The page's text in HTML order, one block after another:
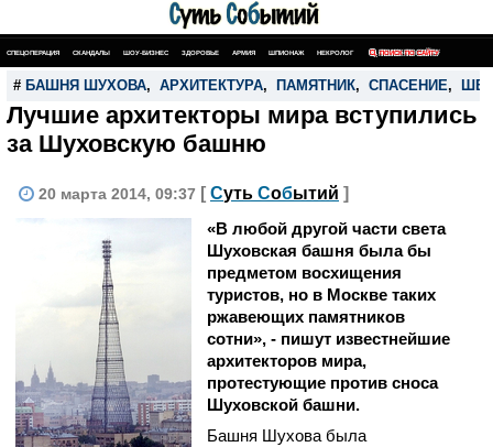
СПЕЦОПЕРАЦИЯ СКАНДАЛЫ ШОУ-БИЗНЕС ЗДОРОВЬЕ АРМИЯ ШПИОНАЖ НЕКРОЛОГ ПОИСК ПО САЙТУ
# БАШНЯ ШУХОВА, АРХИТЕКТУРА, ПАМЯТНИК, СПАСЕНИЕ,
Лучшие архитекторы мира вступились
за Шуховскую башню
20 марта 2014, 09:37 [ Суть Событий ]
«В любой другой части света
Шуховская башня была бы
предметом восхищения
туристов, но в Москве таких
ржавеющих памятников
сотни», - пишут известнейшие
архитекторов мира,
протестующие против сноса
Шуховской башни.
Башня Шухова была